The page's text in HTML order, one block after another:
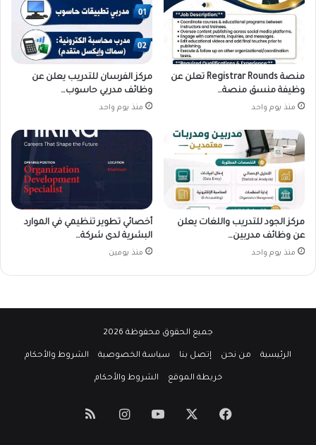
منصة Registrar Rounds تعلن عن
وظيفة منسق منصة…
منذ يوم واحد
مركز الفرسان للتدريب يعلن عن
وظائف مدربي حاسوب…
منذ يوم واحد
مركز الجود للتدريب واللغات يعلن
عن وظائف مدربين…
منذ يوم واحد
أخصائي تطوير تنظيمي في الموارد
البشرية لدى شركة…
منذ يومين
جميع الحقوق محفوظة 2026
الرئيسية من نحن إتصل بنا سياسة الخصوصية الشروط والأحكام
خريطة الموقع الشروط والأحكام
فيسبوك ‫YouTubeانستقرامملخص